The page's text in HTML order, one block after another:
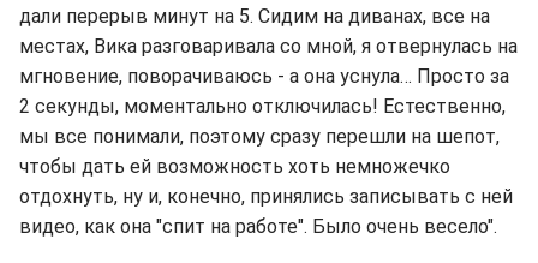
дали перерыв минут на 5. Сидим на диванах, все на
местах, Вика разговаривала со мной, я отвернулась на
мгновение, поворачиваюсь - а она уснула… Просто за
2 секунды, моментально отключилась! Естественно,
мы все понимали, поэтому сразу перешли на шепот,
чтобы дать ей возможность хоть немножечко
отдохнуть, ну и, конечно, принялись записывать с ней
видео, как она "спит на работе". Было очень весело".